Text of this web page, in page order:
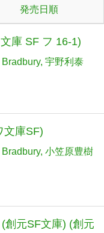
発売日順
庫 SF フ 16-1)
Bradbury 宇野利泰
文庫SF)
Bradbury 小笠原豊樹
創元SF文庫) (創元